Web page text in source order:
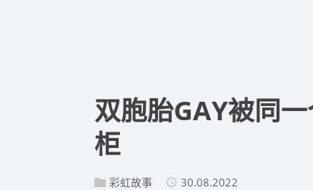
双胞胎GAY被同
柜
彩虹故事 30.08.2022